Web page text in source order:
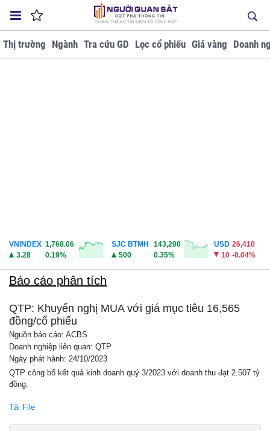
Thị trường Ngành Tra cứu GD Lọc cổ phiếu Giá vàng Doanh
VNINDEX 1,768.06
3.28
0.19%
SJC BTMH
143,200
500
0.35%
USD 26,410
10 -0.04%
Báo cáo phân tích
QTP: Khuyến nghị MUA với giá mục tiêu 16,565
đồng/cổ phiếu
Nguồn báo cáo: ACBS
Doanh nghiệp liên quan: QTP
Ngày phát hành: 24/10/2023
QTP công bố kết quả kinh doanh quý 3/2023 với doanh thu đạt 2.507 tỷ
đồng.
Tải File